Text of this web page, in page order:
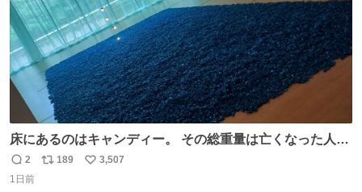
床にあるのはキャンディー。 その総重量は亡くなった人と
同等の重さだそうです。 鑑賞者は一つ持ち帰れますが、亡
くなった人の一部を持ち帰っているような感覚になりまし
返
信
2
リ
189
い
3,507
1日前